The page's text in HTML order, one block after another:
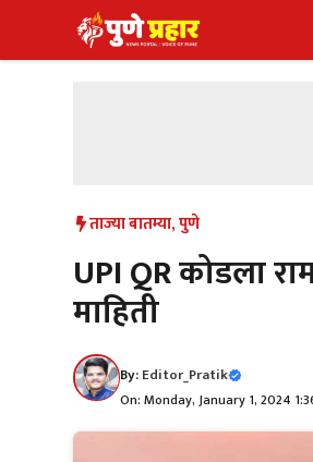
to
ताज्या बातम्या,पुणे
UPI QR कोडला
माहिती
By:Editor_Pratik
On: Monday, January 1, 2024